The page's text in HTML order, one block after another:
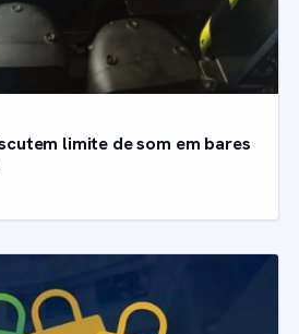
limite de som em bares